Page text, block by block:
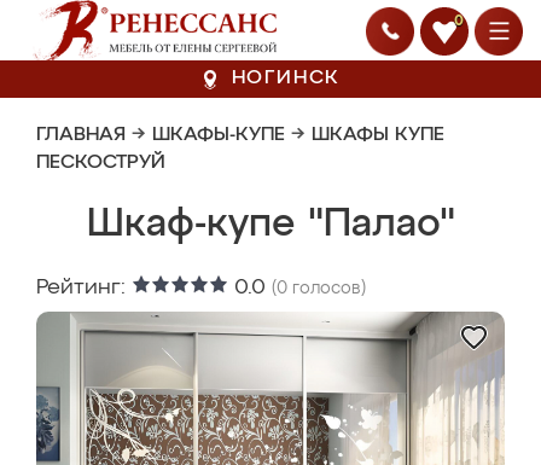
0
НОГИНСК
ГЛАВНАЯ → ШКАФЫ-КУПЕ → ШКАФЫ КУПЕ
ПЕСКОСТРУЙ
Шкаф-купе "Палао"
Рейтинг: 0.0 (0 голосов)